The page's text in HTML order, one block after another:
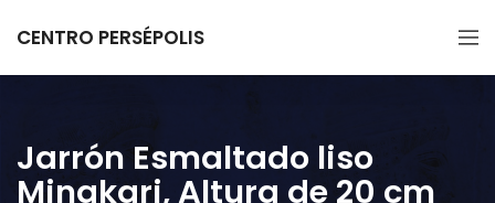
CENTRO PERSÉPOLIS
Jarrón Esmaltado liso
Minakari, Altura de 20 cm